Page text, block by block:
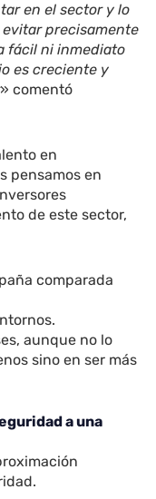
en el sector y lo
precisamente
fácil ni inmediato
es creciente y
» comentó
en
pensamos en
de este sector,
comparada
aunque no lo
sino en ser más
a una